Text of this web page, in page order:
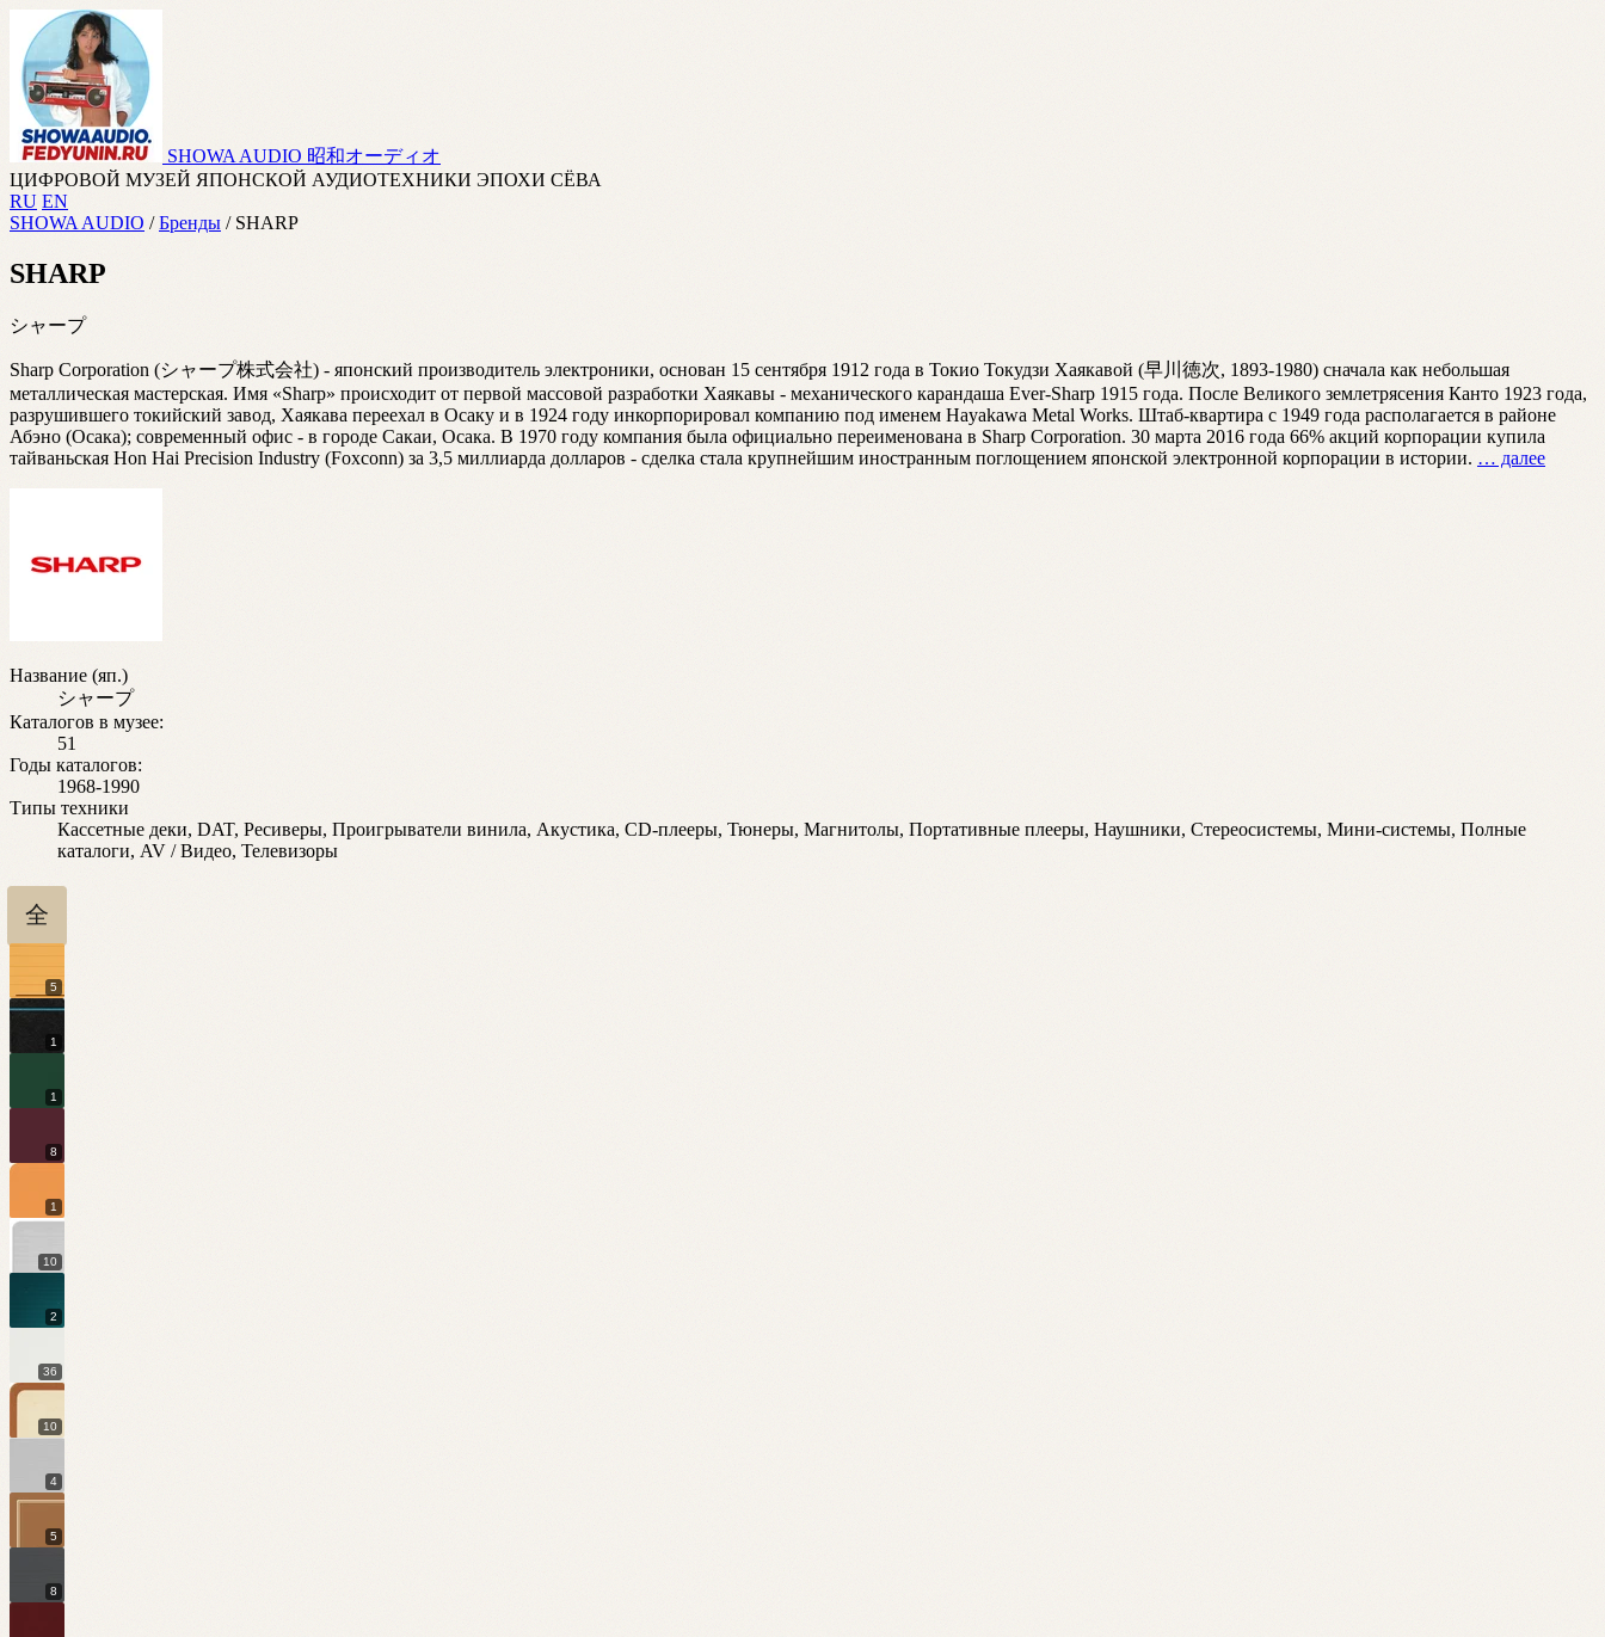
SHOWA AUDIO 昭和オーディオ
ЦИФРОВОЙ МУЗЕЙ ЯПОНСКОЙ АУДИОТЕХНИКИ ЭПОХИ СЁВА
RU EN
SHOWA AUDIO / Бренды / SHARP
SHARP
シャープ
Sharp Corporation (シャープ株式会社) - японский производитель электроники, основан 15 сентября 1912 года в Токио Токудзи Хаякавой (早川徳次, 1893-1980) сначала как небольшая
металлическая мастерская. Имя «Sharp» происходит от первой массовой разработки Хаякавы - механического карандаша Ever-Sharp 1915 года. После Великого землетрясения Канто 1923 года,
разрушившего токийский завод, Хаякава переехал в Осаку и в 1924 году инкорпорировал компанию под именем Hayakawa Metal Works. Штаб-квартира с 1949 года располагается в районе
Абэно (Осака); современный офис - в городе Сакаи, Осака. В 1970 году компания была официально переименована в Sharp Corporation. 30 марта 2016 года 66% акций корпорации купила
тайваньская Hon Hai Precision Industry (Foxconn) за 3,5 миллиарда долларов - сделка стала крупнейшим иностранным поглощением японской электронной корпорации в истории. … далее
Название (яп.)
シャープ
Каталогов в музее:
51
Годы каталогов:
1968-1990
Типы техники
Кассетные деки, DAT, Ресиверы, Проигрыватели винила, Акустика, CD-плееры, Тюнеры, Магнитолы, Портативные плееры, Наушники, Стереосистемы, Мини-системы, Полные
каталоги, AV / Видео, Телевизоры
全
5
1
1
8
1
10
2
36
10
4
5
8